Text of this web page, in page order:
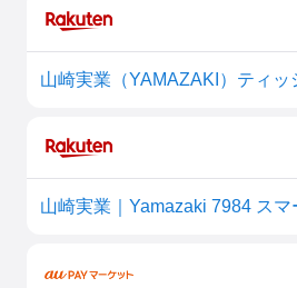
山崎実業（YAMAZAKI）ティ